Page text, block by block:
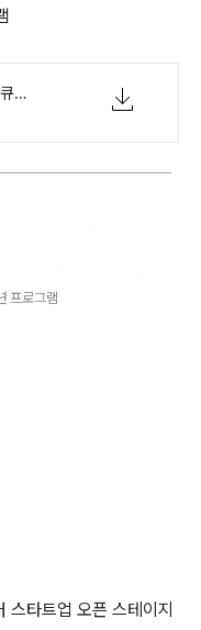
2022 스마트건설 스타트업 오픈 인큐베이션 프로그램_안내문.pdf
프로그램
타트업 오픈 스테이지